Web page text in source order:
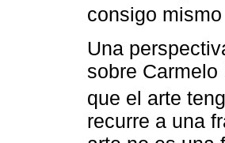
consigo
Una
sobre
que el arte
recurre a una